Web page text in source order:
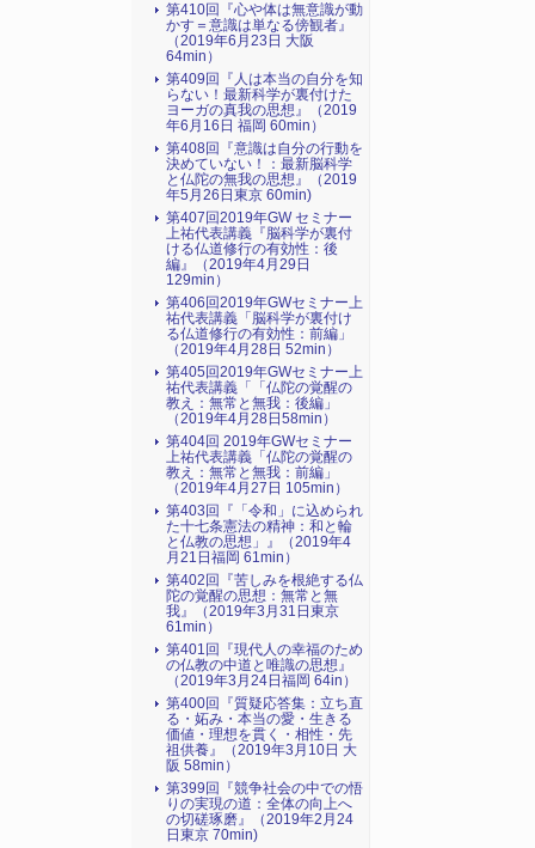
第410回『心や体は無意識が動
かす＝意識は単なる傍観者』
（2019年6月23日 大阪
64min）
第409回『人は本当の自分を知
らない！最新科学が裏付けた
ヨーガの真我の思想』（2019
年6月16日 福岡 60min）
第408回『意識は自分の行動を
決めていない！：最新脳科学
と仏陀の無我の思想』（2019
年5月26日東京 60min)
第407回2019年GW セミナー
上祐代表講義『脳科学が裏付
ける仏道修行の有効性：後
編』（2019年4月29日
129min）
第406回2019年GWセミナー上
祐代表講義「脳科学が裏付け
る仏道修行の有効性：前編」
（2019年4月28日 52min）
第405回2019年GWセミナー上
祐代表講義「「仏陀の覚醒の
教え：無常と無我：後編」
（2019年4月28日58min）
第404回 2019年GWセミナー
上祐代表講義「仏陀の覚醒の
教え：無常と無我：前編」
（2019年4月27日 105min）
第403回『「令和」に込められ
た十七条憲法の精神：和と輪
と仏教の思想」』（2019年4
月21日福岡 61min）
第402回『苦しみを根絶する仏
陀の覚醒の思想：無常と無
我』（2019年3月31日東京
61min）
第401回『現代人の幸福のため
の仏教の中道と唯識の思想』
（2019年3月24日福岡 64in）
第400回『質疑応答集：立ち直
る・妬み・本当の愛・生きる
価値・理想を貫く・相性・先
祖供養』（2019年3月10日 大
阪 58min）
第399回『競争社会の中での悟
りの実現の道：全体の向上へ
の切磋琢磨』（2019年2月24
日東京 70min)